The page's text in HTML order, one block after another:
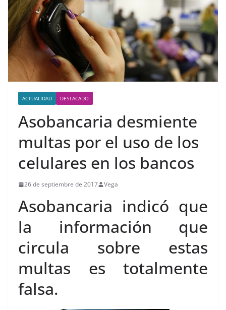
ACTUALIDAD DESTACADO
Asobancaria desmiente
multas por el uso de los
celulares en los bancos
26 de septiembre de 2017 Vega
Asobancaria indicó que
la información que
circula sobre estas
multas es totalmente
falsa.